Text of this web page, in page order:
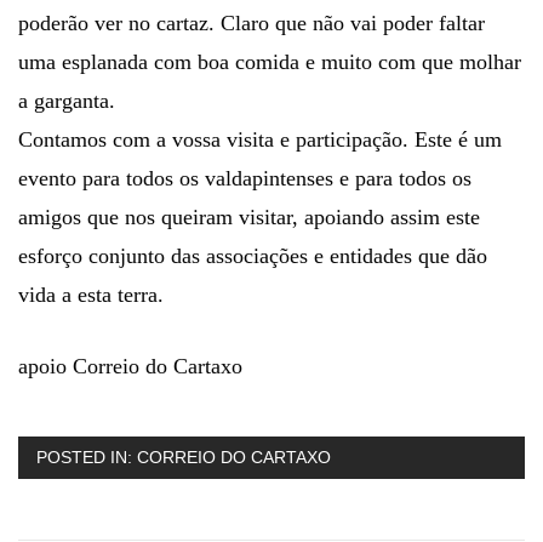
poderão ver no cartaz. Claro que não vai poder faltar
uma esplanada com boa comida e muito com que molhar
a garganta.
Contamos com a vossa visita e participação. Este é um
evento para todos os valdapintenses e para todos os
amigos que nos queiram visitar, apoiando assim este
esforço conjunto das associações e entidades que dão
vida a esta terra.
apoio Correio do Cartaxo
POSTED IN: CORREIO DO CARTAXO